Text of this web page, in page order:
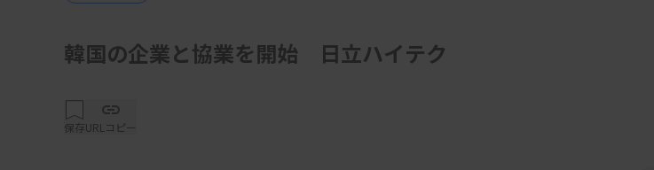
韓国の企業と協業を開始 日立ハイテク
保存URLコピー